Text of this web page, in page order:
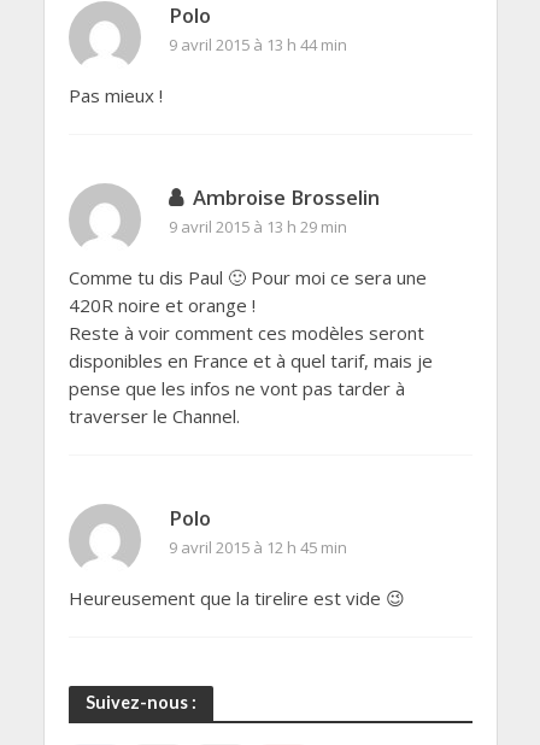
Polo
9 avril 2015 à 13 h 44 min
Pas mieux !
Ambroise Brosselin
9 avril 2015 à 13 h 29 min
Comme tu dis Paul 🙂 Pour moi ce sera une
420R noire et orange !
Reste à voir comment ces modèles seront
disponibles en France et à quel tarif, mais je
pense que les infos ne vont pas tarder à
traverser le Channel.
Polo
9 avril 2015 à 12 h 45 min
Heureusement que la tirelire est vide 😉
Suivez-nous :